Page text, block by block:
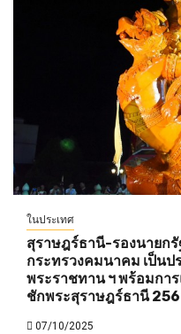
ในประเทศ
สุราษฎร์ธานี-รองนายก
กระทรวงคมนาคม เป็น
พระราชทาน ฯ พร้อมการ
ชักพระสุราษฎร์ธานี
07/10/2025